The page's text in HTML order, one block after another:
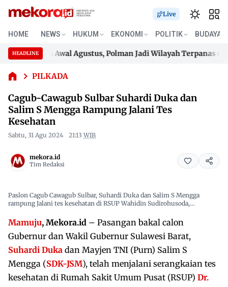
Live
HOME NEWS HUKUM EKONOMI POLITIK BUDAYA
HEADLINE
Panas Awal Agustus, Polman Jadi Wilayah Terpanas di
Panas Awal Agustus, Polman Jadi Wilayah Terpanas di
PILKADA
Cawagub
Sulbar
Suhardi
Salim S
Mengga
Rampung
Jalani Tes
Kesehatan
Cagub-Cawagub Sulbar Suhardi Duka dan
Salim S Mengga Rampung Jalani Tes
Kesehatan
Sabtu, 31 Agu 2024 21:13 WIB
mekora.id
Tim Redaksi
Paslon Cagub Cawagub Sulbar, Suhardi Duka dan Salim S Mengga
rampung Jalani tes kesehatan di RSUP Wahidin Sudirohusoda,
Mamuju, Mekora.id – Pasangan bakal calon
Gubernur dan Wakil Gubernur Sulawesi Barat,
Suhardi Duka dan Mayjen TNI (Purn) Salim S
Mengga (SDK-JSM), telah menjalani serangkaian tes
kesehatan di Rumah Sakit Umum Pusat (RSUP) Dr.